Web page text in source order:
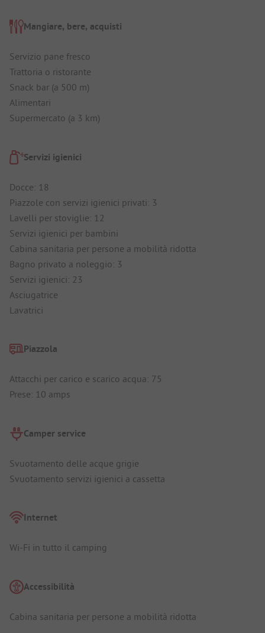
Mangiare, bere, acquisti
Servizio pane fresco
Trattoria o ristorante
Snack bar (a 500 m)
Alimentari
Supermercato (a 3 km)
Servizi igienici
Docce: 18
Piazzole con servizi igienici privati: 3
Lavelli per stoviglie: 12
Servizi igienici per bambini
Cabina sanitaria per persone a mobilità ridotta
Bagno privato a noleggio: 3
Servizi igienici: 23
Asciugatrice
Lavatrici
Piazzola
Attacchi per carico e scarico acqua: 75
Prese: 10 amps
Camper service
Svuotamento delle acque grigie
Svuotamento servizi igienici a cassetta
Internet
Wi-Fi in tutto il camping
Accessibilità
Cabina sanitaria per persone a mobilità ridotta